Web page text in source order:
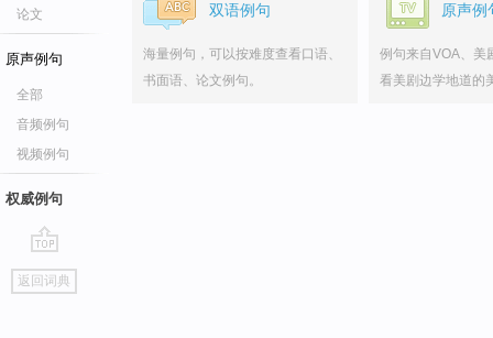
论文
原声例句
全部
音频例句
视频例句
权威例句
go
top
返回词典
双语例句
海量例句，可以按难度查看口语、
书面语、论文例句。
原声例
例句来自VOA、美
看美剧边学地道的